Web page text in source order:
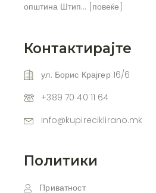
општина Штип… [ повеќе
Контактирајте
ул. Борис Крајгер 16/6
+389 70 40 11 64
info@kupireciklirano.mk
Политики
Приватност